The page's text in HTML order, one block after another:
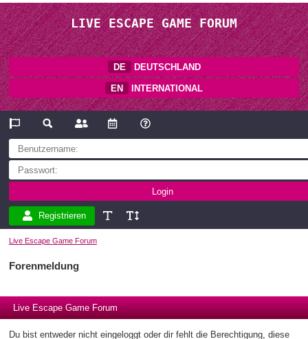
LIVE ESCAPE GAME FORUM
DE DEUTSCHLAND
EN INTERNATIONAL
Registrieren
Live Escape Game Forum
Forenmeldung
Live Escape Game Forum
Du bist entweder nicht eingeloggt oder dir fehlt die Berechtigung, diese